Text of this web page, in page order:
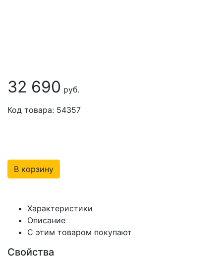
32 690 руб.
Код товара: 54357
В корзину
Характеристики
Описание
С этим товаром покупают
Свойства